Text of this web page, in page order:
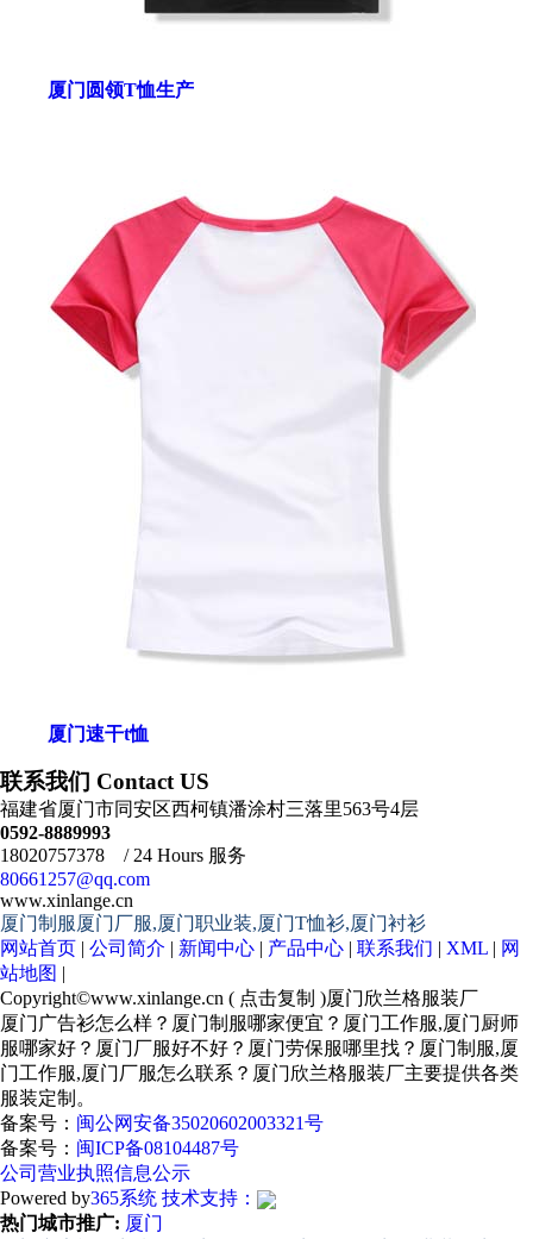
厦门圆领T恤生产
厦门速干t恤
联系我们 Contact US
福建省厦门市同安区西柯镇潘涂村三落里563号4层
0592-8889993
18020757378 / 24 Hours 服务
80661257@qq.com
www.xinlange.cn
厦门制服厦门厂服,厦门职业装,厦门T恤衫,厦门衬衫
网站首页 | 公司简介 | 新闻中心 | 产品中心 | 联系我们 | XML | 网
站地图 |
Copyright©www.xinlange.cn ( 点击复制 )厦门欣兰格服装厂
厦门广告衫怎么样？厦门制服哪家便宜？厦门工作服,厦门厨师
服哪家好？厦门厂服好不好？厦门劳保服哪里找？厦门制服,厦
门工作服,厦门厂服怎么联系？厦门欣兰格服装厂主要提供各类
服装定制。
备案号： 闽公网安备35020602003321号
备案号： 闽ICP备08104487号
公司营业执照信息公示
Powered by365系统 技术支持：
热门城市推广: 厦门